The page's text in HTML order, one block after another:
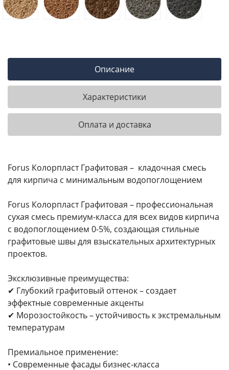
Описание
Характеристики
Оплата и доставка
Forus Колорпласт Графитовая – кладочная смесь
для кирпича с минимальным водопоглощением
Forus Колорпласт Графитовая – профессиональная
сухая смесь премиум-класса для всех видов кирпича
с водопоглощением 0-5%, создающая стильные
графитовые швы для взыскательных архитектурных
проектов.
Эксклюзивные преимущества:
✔ Глубокий графитовый оттенок – создает
эффектные современные акценты
✔ Морозостойкость – устойчивость к экстремальным
температурам
Премиальное применение:
• Современные фасады бизнес-класса